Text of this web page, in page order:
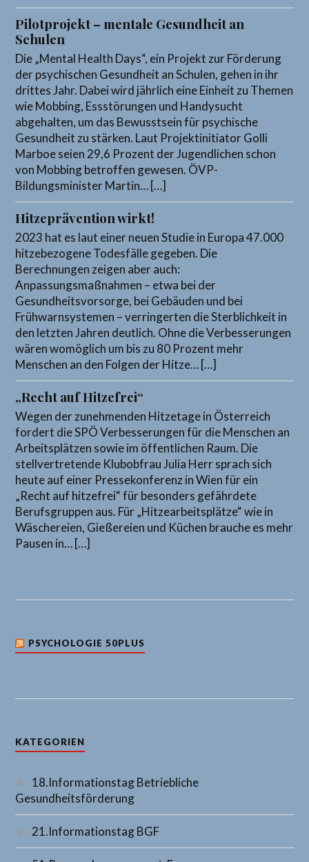
Pilotprojekt – mentale Gesundheit an
Schulen
Die „Mental Health Days“, ein Projekt zur Förderung
der psychischen Gesundheit an Schulen, gehen in ihr
drittes Jahr. Dabei wird jährlich eine Einheit zu Themen
wie Mobbing, Essstörungen und Handysucht
abgehalten, um das Bewusstsein für psychische
Gesundheit zu stärken. Laut Projektinitiator Golli
Marboe seien 29,6 Prozent der Jugendlichen schon
von Mobbing betroffen gewesen. ÖVP-
Bildungsminister Martin… […]
Hitzeprävention wirkt!
2023 hat es laut einer neuen Studie in Europa 47.000
hitzebezogene Todesfälle gegeben. Die
Berechnungen zeigen aber auch:
Anpassungsmaßnahmen – etwa bei der
Gesundheitsvorsorge, bei Gebäuden und bei
Frühwarnsystemen – verringerten die Sterblichkeit in
den letzten Jahren deutlich. Ohne die Verbesserungen
wären womöglich um bis zu 80 Prozent mehr
Menschen an den Folgen der Hitze… […]
„Recht auf Hitzefrei“
Wegen der zunehmenden Hitzetage in Österreich
fordert die SPÖ Verbesserungen für die Menschen an
Arbeitsplätzen sowie im öffentlichen Raum. Die
stellvertretende Klubobfrau Julia Herr sprach sich
heute auf einer Pressekonferenz in Wien für ein
„Recht auf hitzefrei“ für besonders gefährdete
Berufsgruppen aus. Für „Hitzearbeitsplätze“ wie in
Wäschereien, Gießereien und Küchen brauche es mehr
Pausen in… […]
PSYCHOLOGIE 50PLUS
KATEGORIEN
18.Informationstag Betriebliche
Gesundheitsförderung
21.Informationstag BGF